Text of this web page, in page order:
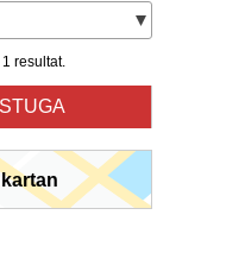
resultat.